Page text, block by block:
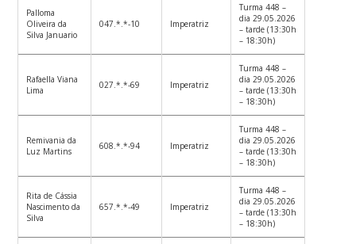
Palloma
Oliveira da
Silva Januario
047.*.*-10 Imperatriz
Turma 448 –
dia 29.05.2026
– tarde (13:30h
– 18:30h)
Rafaella Viana
Lima
027.*.*-69 Imperatriz
Turma 448 –
dia 29.05.2026
– tarde (13:30h
– 18:30h)
Remivania da
Luz Martins
608.*.*-94 Imperatriz
Turma 448 –
dia 29.05.2026
– tarde (13:30h
– 18:30h)
Rita de Cássia
Nascimento da
Silva
657.*.*-49 Imperatriz
Turma 448 –
dia 29.05.2026
– tarde (13:30h
– 18:30h)